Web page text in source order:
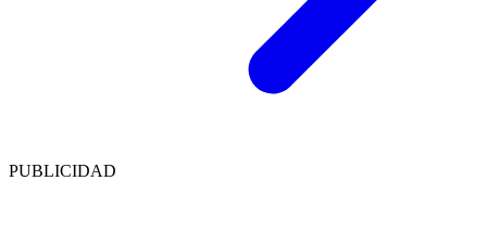
PUBLICIDAD